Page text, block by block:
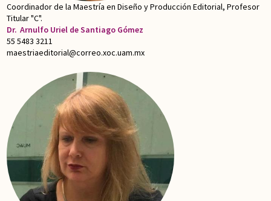
Coordinador de la Maestría en Diseño y Producción Editorial, Profesor
Titular "C".
Dr. Arnulfo Uriel de Santiago Gómez
55 5483 3211
maestriaeditorial@correo.xoc.uam.mx